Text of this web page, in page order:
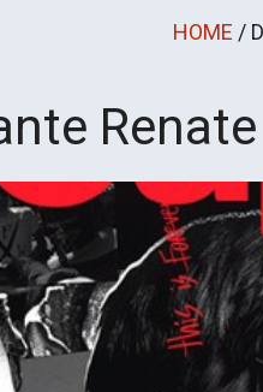
HOME /
Renate